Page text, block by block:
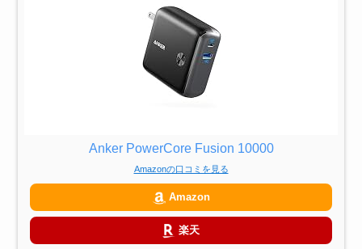
Anker PowerCore Fusion 10000
Amazonの口コミを見る
Amazon
楽天